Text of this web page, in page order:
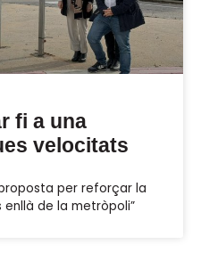
fi a una
velocitats
per reforçar la
de la metròpoli”